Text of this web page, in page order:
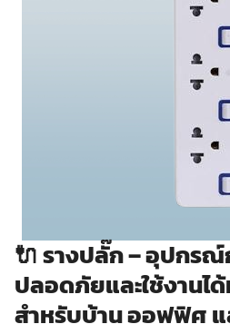
🔌รางปลั๊ก – อุปกรณ์
ปลอดภัยและใช้งานไ
สำหรับบ้าน ออฟฟิศ แ